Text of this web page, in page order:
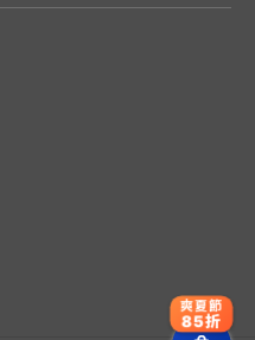
爽夏節
85折